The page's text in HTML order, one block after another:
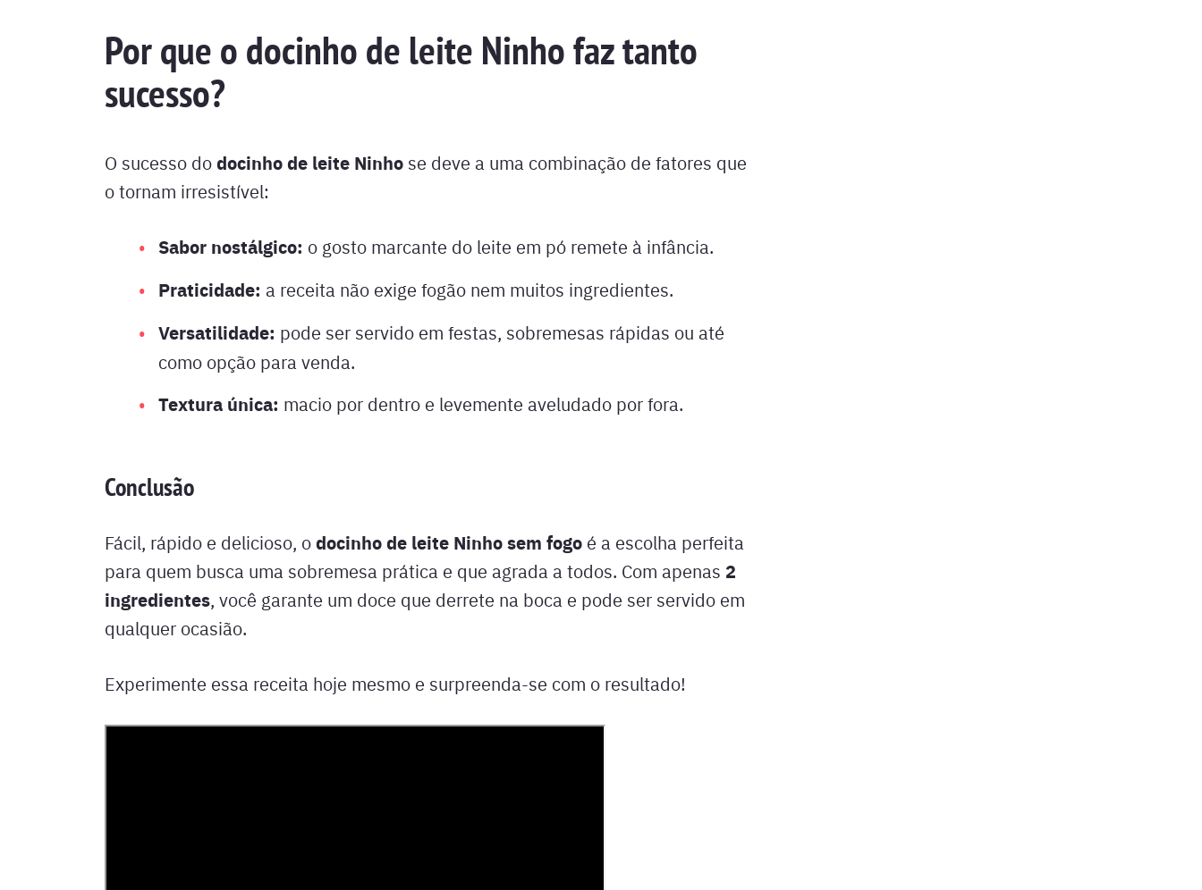
Por que o docinho de leite Ninho faz tanto
sucesso?
O sucesso dodocinho de leite Ninho se deve a uma combinação de fatores que
o tornam irresistível:
Sabor nostálgico: o gosto marcante do leite em pó remete à infância.
Praticidade: a receita não exige fogão nem muitos ingredientes.
Versatilidade: pode ser servido em festas, sobremesas rápidas ou até
como opção para venda.
Textura única: macio por dentro e levemente aveludado por fora.
Conclusão
Fácil, rápido e delicioso, odocinho de leite Ninho sem fogo é a escolha perfeita
para quem busca uma sobremesa prática e que agrada a todos. Com apenas 2
ingredientes, você garante um doce que derrete na boca e pode ser servido em
qualquer ocasião.
Experimente essa receita hoje mesmo e surpreenda-se com o resultado!